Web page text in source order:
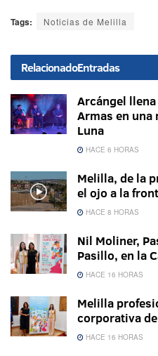
Tags: Noticias de Melilla
RelacionadoEntradas
Arcángel
Armas en una
Luna
HACE 6 HORAS
Melilla, de la
el ojo a la
HACE 8 HORAS
Nil Moliner,
Pasillo, en la
HACE 16 HORAS
Melilla
corporativa
HACE 16 HORAS